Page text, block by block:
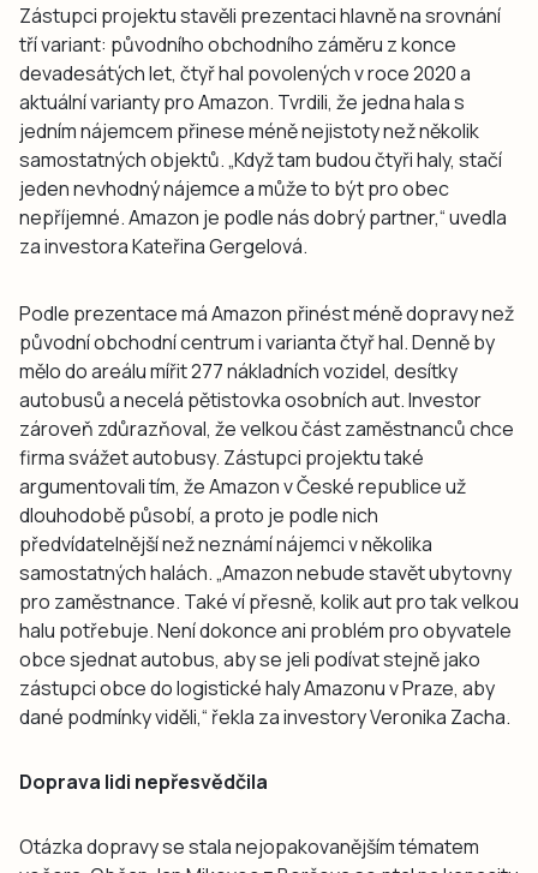
Zástupci projektu stavěli prezentaci hlavně na srovnání
tří variant: původního obchodního záměru z konce
devadesátých let, čtyř hal povolených v roce 2020 a
aktuální varianty pro Amazon. Tvrdili, že jedna hala s
jedním nájemcem přinese méně nejistoty než několik
samostatných objektů. „Když tam budou čtyři haly, stačí
jeden nevhodný nájemce a může to být pro obec
nepříjemné. Amazon je podle nás dobrý partner,“ uvedla
za investora Kateřina Gergelová.
Podle prezentace má Amazon přinést méně dopravy než
původní obchodní centrum i varianta čtyř hal. Denně by
mělo do areálu mířit 277 nákladních vozidel, desítky
autobusů a necelá pětistovka osobních aut. Investor
zároveň zdůrazňoval, že velkou část zaměstnanců chce
firma svážet autobusy. Zástupci projektu také
argumentovali tím, že Amazon v České republice už
dlouhodobě působí, a proto je podle nich
předvídatelnější než neznámí nájemci v několika
samostatných halách. „Amazon nebude stavět ubytovny
pro zaměstnance. Také ví přesně, kolik aut pro tak velkou
halu potřebuje. Není dokonce ani problém pro obyvatele
obce sjednat autobus, aby se jeli podívat stejně jako
zástupci obce do logistické haly Amazonu v Praze, aby
dané podmínky viděli,“ řekla za investory Veronika Zacha.
Doprava lidi nepřesvědčila
Otázka dopravy se stala nejopakovanějším tématem